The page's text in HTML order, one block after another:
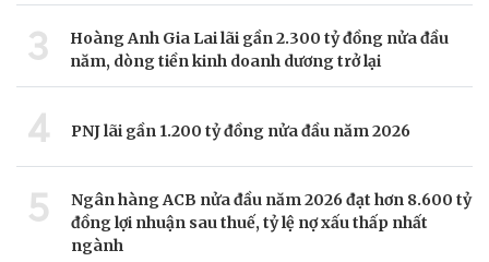
3
Hoàng Anh Gia Lai lãi gần 2.300 tỷ đồng nửa đầu
năm, dòng tiền kinh doanh dương trở lại
4 PNJ lãi gần 1.200 tỷ đồng nửa đầu năm 2026
5
Ngân hàng ACB nửa đầu năm 2026 đạt hơn 8.600 tỷ
đồng lợi nhuận sau thuế, tỷ lệ nợ xấu thấp nhất
ngành